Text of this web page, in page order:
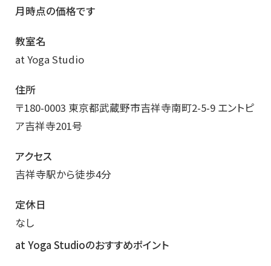
月時点の価格です
教室名
at Yoga Studio
住所
〒180-0003 東京都武蔵野市吉祥寺南町2-5-9 エントピ
ア吉祥寺201号
アクセス
吉祥寺駅から徒歩4分
定休日
なし
at Yoga Studioのおすすめポイント